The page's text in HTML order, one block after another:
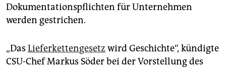
Dokumentationspflichten für Unternehmen
werden gestrichen.
„Das Lieferkettengesetz wird Geschichte“, kündigte
CSU-Chef Markus Söder bei der Vorstellung des